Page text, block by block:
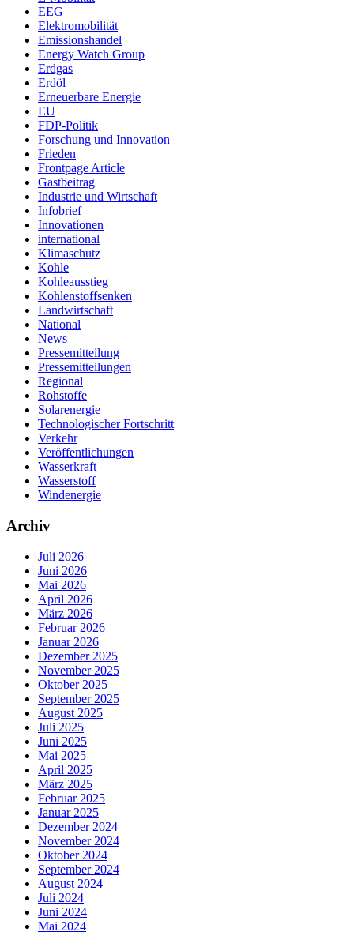
EEG
Elektromobilität
Emissionshandel
Energy Watch Group
Erdgas
Erdöl
Erneuerbare Energie
EU
FDP-Politik
Forschung und Innovation
Frieden
Frontpage Article
Gastbeitrag
Industrie und Wirtschaft
Infobrief
Innovationen
international
Klimaschutz
Kohle
Kohleausstieg
Kohlenstoffsenken
Landwirtschaft
National
News
Pressemitteilung
Pressemitteilungen
Regional
Rohstoffe
Solarenergie
Technologischer Fortschritt
Verkehr
Veröffentlichungen
Wasserkraft
Wasserstoff
Windenergie
Archiv
Juli 2026
Juni 2026
Mai 2026
April 2026
März 2026
Februar 2026
Januar 2026
Dezember 2025
November 2025
Oktober 2025
September 2025
August 2025
Juli 2025
Juni 2025
Mai 2025
April 2025
März 2025
Februar 2025
Januar 2025
Dezember 2024
November 2024
Oktober 2024
September 2024
August 2024
Juli 2024
Juni 2024
Mai 2024